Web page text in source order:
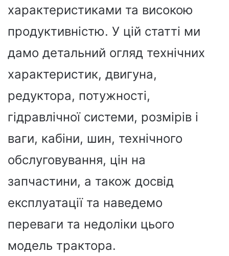
характеристиками та високою
продуктивністю. У цій статті ми
дамо детальний огляд технічних
характеристик, двигуна,
редуктора, потужності,
гідравлічної системи, розмірів і
ваги, кабіни, шин, технічного
обслуговування, цін на
запчастини, а також досвід
експлуатації та наведемо
переваги та недоліки цього
модель трактора.